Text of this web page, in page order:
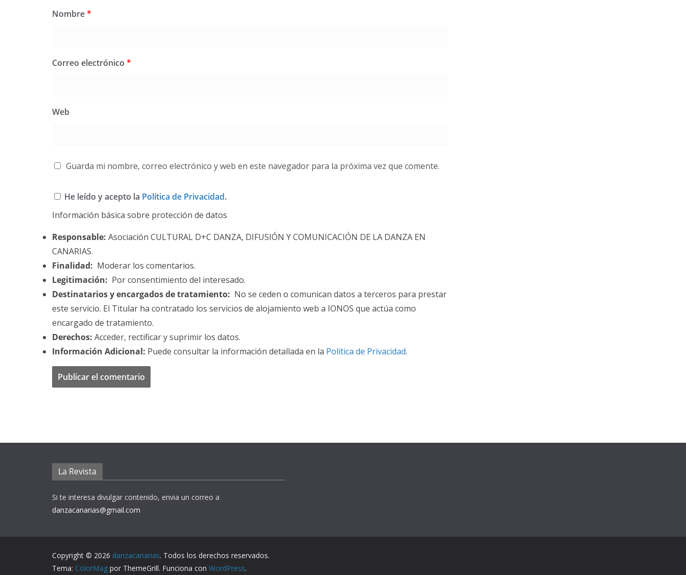
Nombre*
Correo electrónico *
Web
Guarda mi nombre, correo electrónico y web en este navegador para la próxima vez que comente.
He leído y acepto la Política de Privacidad.
Información básica sobre protección de datos
Responsable: Asociación CULTURAL D+C DANZA, DIFUSIÓN Y COMUNICACIÓN DE LA DANZA EN
CANARIAS.
Finalidad: Moderar los comentarios.
Legitimación: Por consentimiento del interesado.
Destinatarios y encargados de tratamiento: No se ceden o comunican datos a terceros para prestar
este servicio. El Titular ha contratado los servicios de alojamiento web a IONOS que actúa como
encargado de tratamiento.
Derechos: Acceder, rectificar y suprimir los datos.
Información Adicional: Puede consultar la información detallada en la Política de Privacidad.
La Revista
Si te interesa divulgar contenido, envia un correo a
danzacanarias@gmail.com
Copyright © 2026 danzacanarias. Todos los derechos reservados.
Tema: ColorMag por ThemeGrill. Funciona con WordPress.